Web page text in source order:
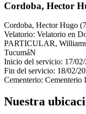
Cordoba, Hector
Cordoba, Hector Hugo
Velatorio: Velatorio en
PARTICULAR,
TucumáN
Inicio del servicio: 17/
Fin del servicio: 18/02/
Cementerio: Cementerio
Nuestra